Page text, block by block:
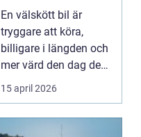
på rätt sätt
En välskött bil är
tryggare att köra,
billigare i längden och
mer värd den dag den
ska säljas. Många...
15 april 2026